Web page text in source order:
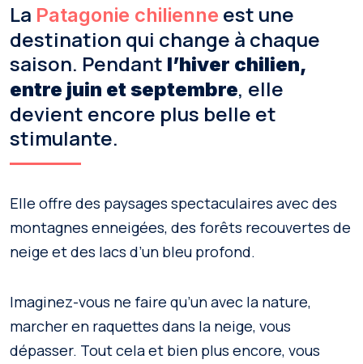
La Patagonie chilienne est une
destination qui change à chaque
saison. Pendant l’hiver chilien,
entre juin et septembre, elle
devient encore plus belle et
stimulante.
Elle offre des paysages spectaculaires avec des
montagnes enneigées, des forêts recouvertes de
neige et des lacs d’un bleu profond.
Imaginez-vous ne faire qu’un avec la nature,
marcher en raquettes dans la neige, vous
dépasser. Tout cela et bien plus encore, vous